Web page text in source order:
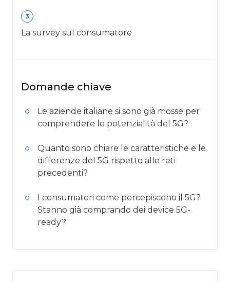
3
La survey sul consumatore
Domande chiave
Le aziende italiane si sono già mosse per
comprendere le potenzialità del 5G?
Quanto sono chiare le caratteristiche e le
differenze del 5G rispetto alle reti
precedenti?
I consumatori come percepiscono il 5G?
Stanno già comprando dei device 5G-
ready?